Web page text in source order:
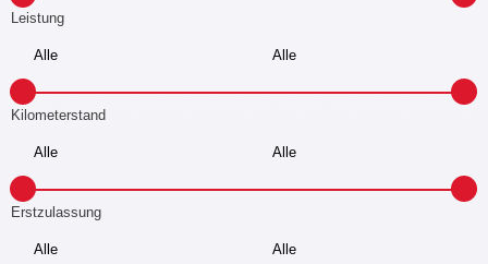
Leistung
Kilometerstand
Erstzulassung